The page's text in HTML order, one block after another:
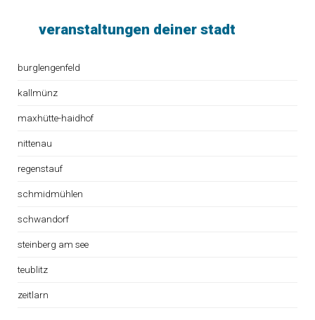
veranstaltungen deiner stadt
burglengenfeld
kallmünz
maxhütte-haidhof
nittenau
regenstauf
schmidmühlen
schwandorf
steinberg am see
teublitz
zeitlarn